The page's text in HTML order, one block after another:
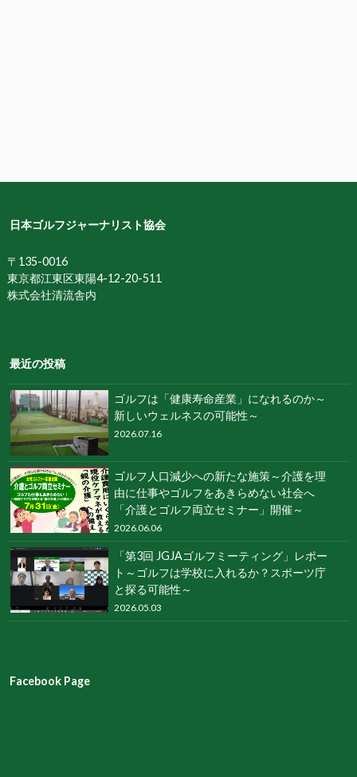
日本ゴルフジャーナリスト協会
〒135-0016
東京都江東区東陽4-12-20-511
株式会社清流舎内
最近の投稿
ゴルフは「健康寿命産業」になれるのか～
新しいウェルネスの可能性～
2026.07.16
ゴルフ人口減少への新たな施策～介護を理
由に仕事やゴルフをあきらめない社会へ
「介護とゴルフ両立セミナー」開催～
2026.06.06
「第3回 JGJAゴルフミーティング」レポー
ト～ゴルフは学校に入れるか？スポーツ庁
と探る可能性～
2026.05.03
Facebook Page